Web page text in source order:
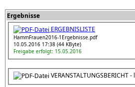
Ergebnisse
ERGEBNISLISTE
HammFrauen2016-1Ergebnisse.pdf
10.05.2016 17:38 (44 KByte)
Freigabe erfolgt: 15.05.2016
VERANSTALTUNGSBERICHT